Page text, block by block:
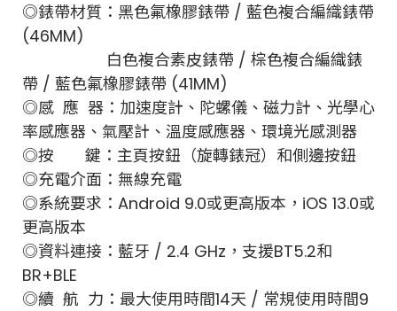
◎錶帶材質：黑色氟橡膠錶帶 / 藍色複合編織錶帶
(46MM)
白色複合素皮錶帶 / 棕色複合編織錶
帶 / 藍色氟橡膠錶帶 (41MM)
◎感 應 器：加速度計、陀螺儀、磁力計、光學心
率感應器、氣壓計、溫度感應器、環境光感測器
◎按 鍵：主頁按鈕（旋轉錶冠）和側邊按鈕
◎充電介面：無線充電
◎系統要求：Android 9.0或更高版本，iOS 13.0或
更高版本
◎資料連接：藍牙 / 2.4 GHz，支援BT5.2和
BR+BLE
◎續 航 力：最大使用時間14天 / 常規使用時間9